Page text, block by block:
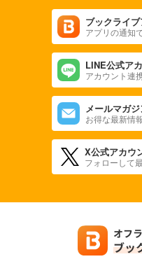
ブックライブ
アプリの通知
LINE公式ア
アカウント連
メールマガ
お得な最新情
X公式アカウ
フォローして